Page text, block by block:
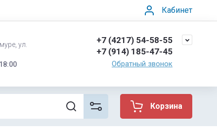
Кабинет
ул.
+7 (4217) 54-58-55
+7 (914) 185-47-45
Обратный звонок
Корзина